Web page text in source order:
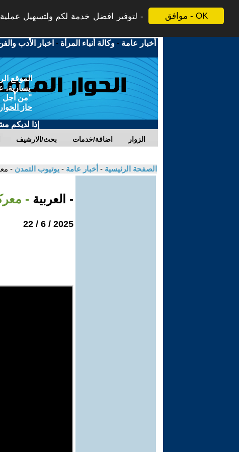
موافق - OK
لتوفير افضل خدمة لكم ولتسهيل
أخبار عامة -وكالة أنباء المرأة - اخبار الأدب
الموقع
يسارية،
"من أجل
حاز
إذا لديكم
بحث/الارشيف اضافة/خدمات الزوار
الصفحة الرئيسية - أخبار عامة - يوتيوب التمدن -
- العربية -
2025 / 6 / 22